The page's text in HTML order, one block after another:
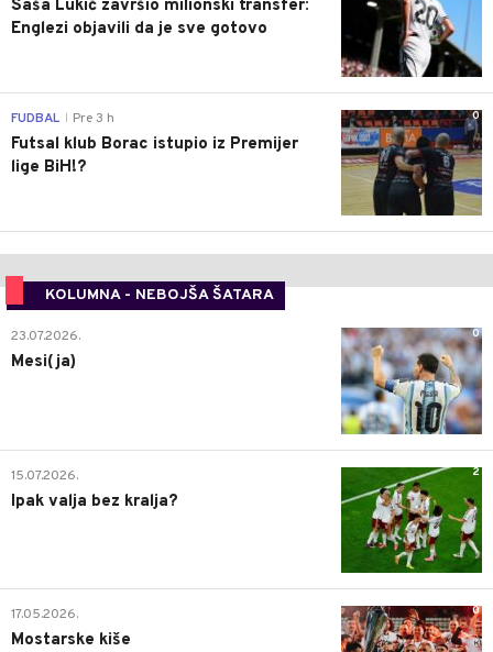
Saša Lukić završio milionski transfer:
Englezi objavili da je sve gotovo
0
FUDBAL Pre 3 h
Futsal klub Borac istupio iz Premijer
lige BiH!?
KOLUMNA - NEBOJŠA ŠATARA
0
23.07.2026.
Mesi(ja)
2
15.07.2026.
Ipak valja bez kralja?
0
17.05.2026.
Mostarske kiše